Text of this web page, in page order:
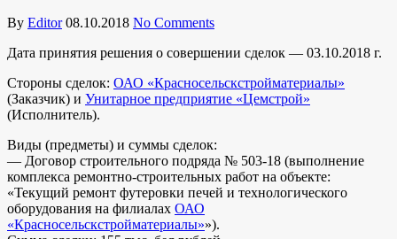
By Editor 08.10.2018 No Comments
Дата принятия решения о совершении сделок — 03.10.2018 г.
Стороны сделок: ОАО «Красносельскстройматериалы»
(Заказчик) и Унитарное предприятие «Цемстрой»
(Исполнитель).
Виды (предметы) и суммы сделок:
— Договор строительного подряда № 503-18 (выполнение
комплекса ремонтно-строительных работ на объекте:
«Текущий ремонт футеровки печей и технологического
оборудования на филиалах ОАО
«Красносельскстройматериалы»»).